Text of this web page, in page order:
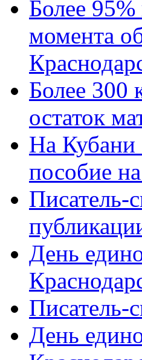
Более
момента
Более 300
остаток
На Кубани
пособие
Писатель-
День
Писатель-
День